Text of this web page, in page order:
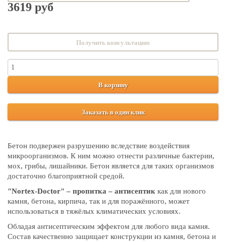
3619 руб
Получить консультацию
В корзину
Заказать в один клик
Бетон подвержен разрушению вследствие воздействия
микроорганизмов. К ним можно отнести различные бактерии,
мох, грибы, лишайники. Бетон является для таких организмов
достаточно благоприятной средой.
"Nortex-Doctor" – пропитка – антисептик как для нового
камня, бетона, кирпича, так и для поражённого, может
использоваться в тяжёлых климатических условиях.
Обладая антисептическим эффектом для любого вида камня.
Состав качественно защищает конструкции из камня, бетона и